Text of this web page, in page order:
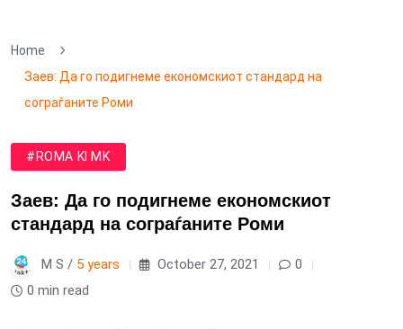
Home
Заев: Да го подигнеме економскиот стандард на
сограѓаните Роми
#ROMA KI MK
Заев: Да го подигнеме економскиот
стандард на сограѓаните Роми
M S / 5 years October 27, 2021
0
0 min read